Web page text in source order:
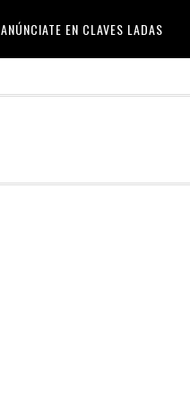
ANÚNCIATE EN CLAVES LADAS